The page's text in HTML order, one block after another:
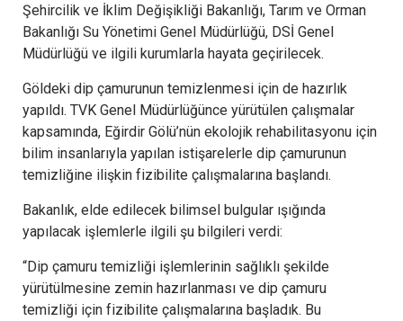
Şehircilik ve İklim Değişikliği Bakanlığı, Tarım ve Orman
Bakanlığı Su Yönetimi Genel Müdürlüğü, DSİ Genel
Müdürlüğü ve ilgili kurumlarla hayata geçirilecek.
Göldeki dip çamurunun temizlenmesi için de hazırlık
yapıldı. TVK Genel Müdürlüğünce yürütülen çalışmalar
kapsamında, Eğirdir Gölü’nün ekolojik rehabilitasyonu için
bilim insanlarıyla yapılan istişarelerle dip çamurunun
temizliğine ilişkin fizibilite çalışmalarına başlandı.
Bakanlık, elde edilecek bilimsel bulgular ışığında
yapılacak işlemlerle ilgili şu bilgileri verdi:
“Dip çamuru temizliği işlemlerinin sağlıklı şekilde
yürütülmesine zemin hazırlanması ve dip çamuru
temizliği için fizibilite çalışmalarına başladık. Bu